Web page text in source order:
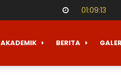
01:09:14
AKADEMIK BERITA